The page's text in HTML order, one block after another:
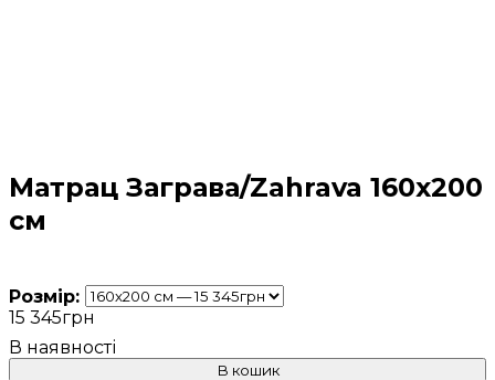
Матрац Заграва/Zahrava 160х200
см
Розмір:
15 345грн
В кошик